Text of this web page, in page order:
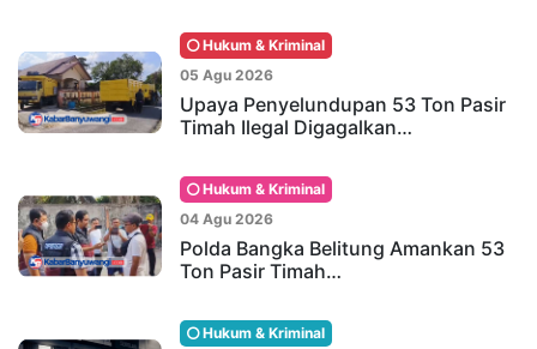
Hukum & Kriminal
05 Agu 2026
Upaya Penyelundupan 53 Ton Pasir
Timah Ilegal Digagalkan…
Hukum & Kriminal
04 Agu 2026
Polda Bangka Belitung Amankan 53
Ton Pasir Timah…
Hukum & Kriminal